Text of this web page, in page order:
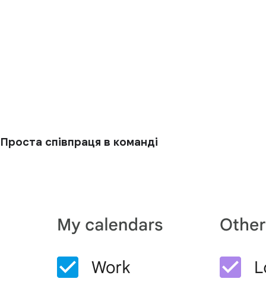
Проста співпраця в команді